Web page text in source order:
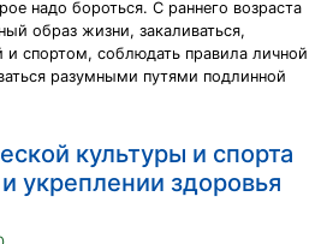
надо бороться. С раннего возраста
образ жизни, закаливаться,
и спортом, соблюдать правила личной
разумными путями подлинной
культуры и спорта
укреплении здоровья